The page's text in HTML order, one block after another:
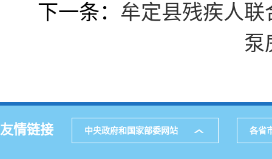
下一条： 牟定县残疾人
泵
友情链接 中央政府和国家部委网站 各省